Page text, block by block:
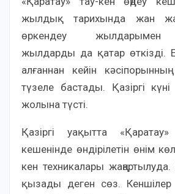
жылдық тарихында жан
өркендеу жылдарымен
жылдарды да қатар өткізді.
алғаннан кейін
түзеле бастады. Қазіргі
жолына түсті.
Қазіргі уақытта
кешенінде өндірілетін өнім
кен техникалары
қызады деген сөз. Кеншілер